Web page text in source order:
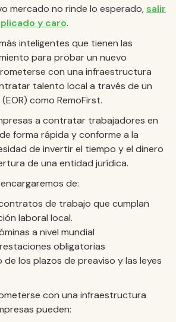
mercado no rinde lo esperado, salir
y caro.
inteligentes que tienen las
para probar un nuevo
con una infraestructura
talento local a través de un
(EOR) como RemoFirst.
a contratar trabajadores en
forma rápida y conforme a la
de invertir el tiempo y el dinero
de una entidad jurídica.
de:
de trabajo que cumplan
laboral local.
a nivel mundial
obligatorias
de los plazos de preaviso y las leyes
con una infraestructura
pueden: